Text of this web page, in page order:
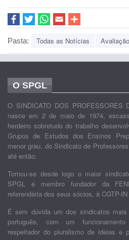
Pasta: Todas as Notícias
O SPGL
O SINDICATO DOS PROFESSORES
nasce em 2 de maio de 1974,
herdeiro sobretudo do trabalho
Grupos de Estudos dos Ensinos
menor grau, do Sindicato de
até então.
Tornou-se desde logo o maior
SPGL é membro fundador da
referendária dos seus sócios, à CGTP-
É sem dúvida um dos sindicatos
português, com um funcionamento
respeitador do pluralismo de ideias e